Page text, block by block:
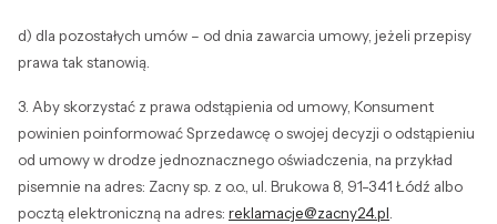
d) dla pozostałych umów – od dnia zawarcia umowy, jeżeli przepisy
prawa tak stanowią.
3. Aby skorzystać z prawa odstąpienia od umowy, Konsument
powinien poinformować Sprzedawcę o swojej decyzji o odstąpieniu
od umowy w drodze jednoznacznego oświadczenia, na przykład
pisemnie na adres: Zacny sp. z o.o., ul. Brukowa 8, 91-341 Łódź albo
pocztą elektroniczną na adres: reklamacje@zacny24.pl.